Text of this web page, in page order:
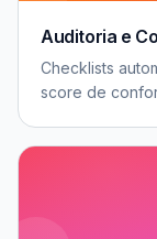
Auditoria e
Checklists
score de